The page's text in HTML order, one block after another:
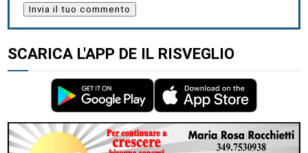
SCARICA L'APP DE IL RISVEGLIO